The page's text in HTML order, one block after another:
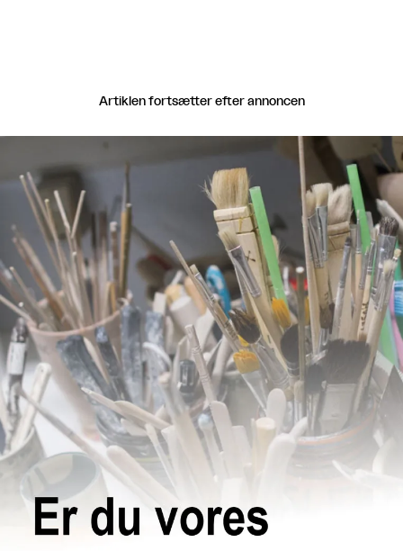
Artiklen fortsætter efter annoncen